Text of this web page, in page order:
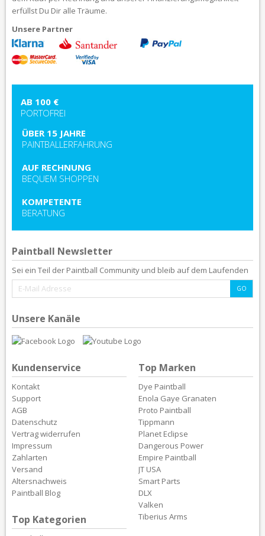
erfüllst Du Dir alle Träume.
Unsere Partner
AB 100 €
PORTOFREI
ÜBER 15 JAHRE
PAINTBALLERFAHRUNG
AUF RECHNUNG
BEQUEM SHOPPEN
KOMPETENTE
BERATUNG
Paintball Newsletter
Sei ein Teil der Paintball Community und bleib auf dem Laufenden
Unsere Kanäle
Kundenservice
Kontakt
Support
AGB
Datenschutz
Vertrag widerrufen
Impressum
Zahlarten
Versand
Altersnachweis
Paintball Blog
Top Kategorien
Top Marken
Dye Paintball
Enola Gaye Granaten
Proto Paintball
Tippmann
Planet Eclipse
Dangerous Power
Empire Paintball
JT USA
Smart Parts
DLX
Valken
Tiberius Arms